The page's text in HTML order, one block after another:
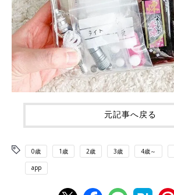
元記事へ戻る
0歳 1歳 2歳 3歳 4歳～
app